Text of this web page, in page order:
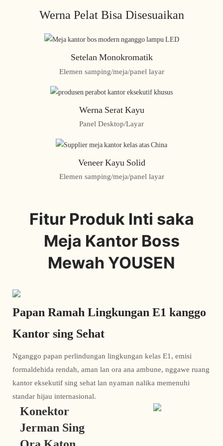
Werna Pelat Bisa Disesuaikan
Setelan Monokromatik
Elemen samping/meja/panel layar
Werna Serat Kayu
Panel Desktop/Layar
Veneer Kayu Solid
Elemen samping/meja/panel layar
Fitur Produk Inti saka
Meja Kantor Boss
Mewah YOUSEN
Papan Ramah Lingkungan E1 kanggo
Kantor sing Sehat
Nganggo papan perlindungan lingkungan kelas E1, emisi
formaldehida rendah, aman lan ora ana ambune, nggawe ruang
kantor eksekutif sing sehat lan nyaman nalika memenuhi
standar hijau internasional.
Konektor
Jerman Sing